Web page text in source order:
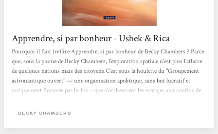
Apprendre, si par bonheur - Usbek & Rica
Pourquoi il faut (re)lire Apprendre, si par bonheur de Becky Chambers ? Parce
que, sous la plume de Becky Chambers, l'exploration spatiale n'est plus l'affaire
de quelques nations mais des citoyens.C'est sous la houlette du "Groupement
astronautique ouvert" — une organisation apolitique, sans but lucratif et
uniquement financée par le don – que s'orchestrent les voyages aux confins de
manière, selon l'autrice californienne, de "faire de la science sérieuse avec de
foncièrement...
BECKY CHAMBERS